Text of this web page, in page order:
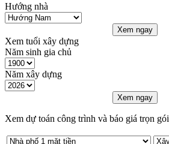
Hướng nhà
Xem ngay
Xem tuổi xây dựng
Năm sinh gia chủ
Năm xây dựng
Xem ngay
Xem dự toán công trình và báo giá trọn gói